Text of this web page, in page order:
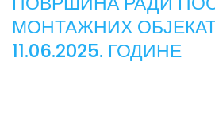
МОНТАЖНИХ
11.06.2025. ГОДИНЕ